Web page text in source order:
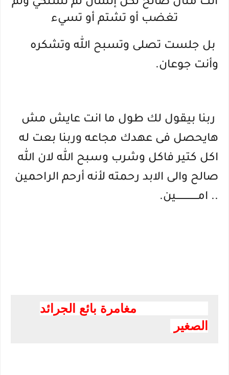
أنت مثال صالح لكل إنسان لم تشتكي ولم
تغضب أو تشتم أو تسيء
بل جلست تصلى وتسبح الله وتشكره
وأنت جوعان.
ربنا بيقول لك طول ما انت عايش مش
هايحصل فى عهدك مجاعه وربنا بعت له
اكل كتير فاكل وشرب وسبح الله لان الله
صالح والى الابد رحمته لأنه أرحم الراحمين
.. امــــــــــــــين.
مغامرة بائع الجرائد
الصغير